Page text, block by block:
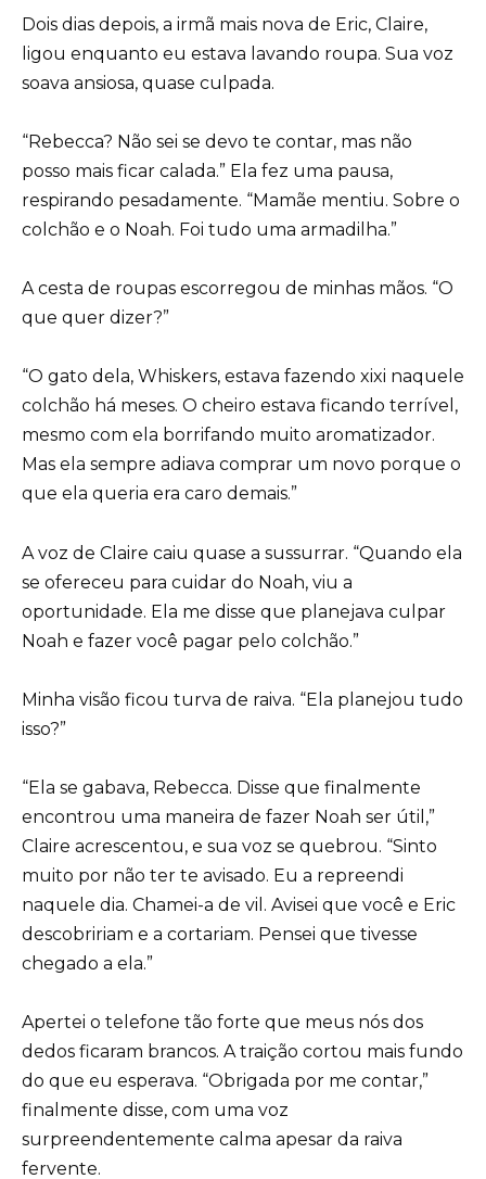
Dois dias depois, a irmã mais nova de Eric, Claire,
ligou enquanto eu estava lavando roupa. Sua voz
soava ansiosa, quase culpada.
“Rebecca? Não sei se devo te contar, mas não
posso mais ficar calada.” Ela fez uma pausa,
respirando pesadamente. “Mamãe mentiu. Sobre o
colchão e o Noah. Foi tudo uma armadilha.”
A cesta de roupas escorregou de minhas mãos. “O
que quer dizer?”
“O gato dela, Whiskers, estava fazendo xixi naquele
colchão há meses. O cheiro estava ficando terrível,
mesmo com ela borrifando muito aromatizador.
Mas ela sempre adiava comprar um novo porque o
que ela queria era caro demais.”
A voz de Claire caiu quase a sussurrar. “Quando ela
se ofereceu para cuidar do Noah, viu a
oportunidade. Ela me disse que planejava culpar
Noah e fazer você pagar pelo colchão.”
Minha visão ficou turva de raiva. “Ela planejou tudo
isso?”
“Ela se gabava, Rebecca. Disse que finalmente
encontrou uma maneira de fazer Noah ser útil,”
Claire acrescentou, e sua voz se quebrou. “Sinto
muito por não ter te avisado. Eu a repreendi
naquele dia. Chamei-a de vil. Avisei que você e Eric
descobririam e a cortariam. Pensei que tivesse
chegado a ela.”
Apertei o telefone tão forte que meus nós dos
dedos ficaram brancos. A traição cortou mais fundo
do que eu esperava. “Obrigada por me contar,”
finalmente disse, com uma voz
surpreendentemente calma apesar da raiva
fervente.